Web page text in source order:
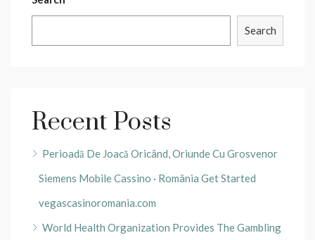
Search
Recent Posts
Perioadă De Joacă Oricând, Oriunde Cu Grosvenor
Siemens Mobile Cassino · România Get Started
vegascasinoromania.com
World Health Organization Provides The Gambling